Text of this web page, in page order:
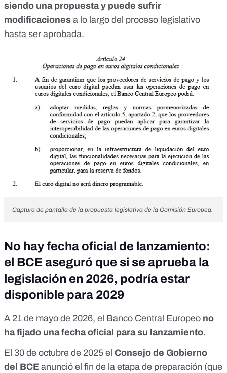
siendo una propuesta y puede sufrir
modificaciones a lo largo del proceso legislativo
hasta ser aprobada.
Captura de pantalla de la propuesta legislativa de la Comisión Europea.
No hay fecha oficial de lanzamiento:
el BCE aseguró que si se aprueba la
legislación en 2026, podría estar
disponible para 2029
A 21 de mayo de 2026, el Banco Central Europeo no
ha fijado una fecha oficial para su lanzamiento.
El 30 de octubre de 2025 el Consejo de Gobierno
del BCE anunció el fin de la etapa de preparación (que